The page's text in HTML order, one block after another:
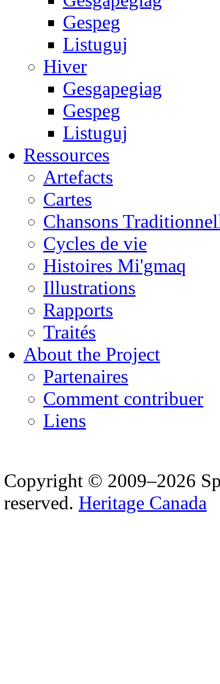
Gespeg
Listuguj
Hiver
Gesgapegiag
Gespeg
Listuguj
Ressources
Artefacts
Cartes
Chansons
Cycles de vie
Histoires Mi'gmaq
Illustrations
Rapports
Traités
About the Project
Partenaires
Comment contribuer
Liens
Copyright © 2009–2026
reserved. Heritage Canada